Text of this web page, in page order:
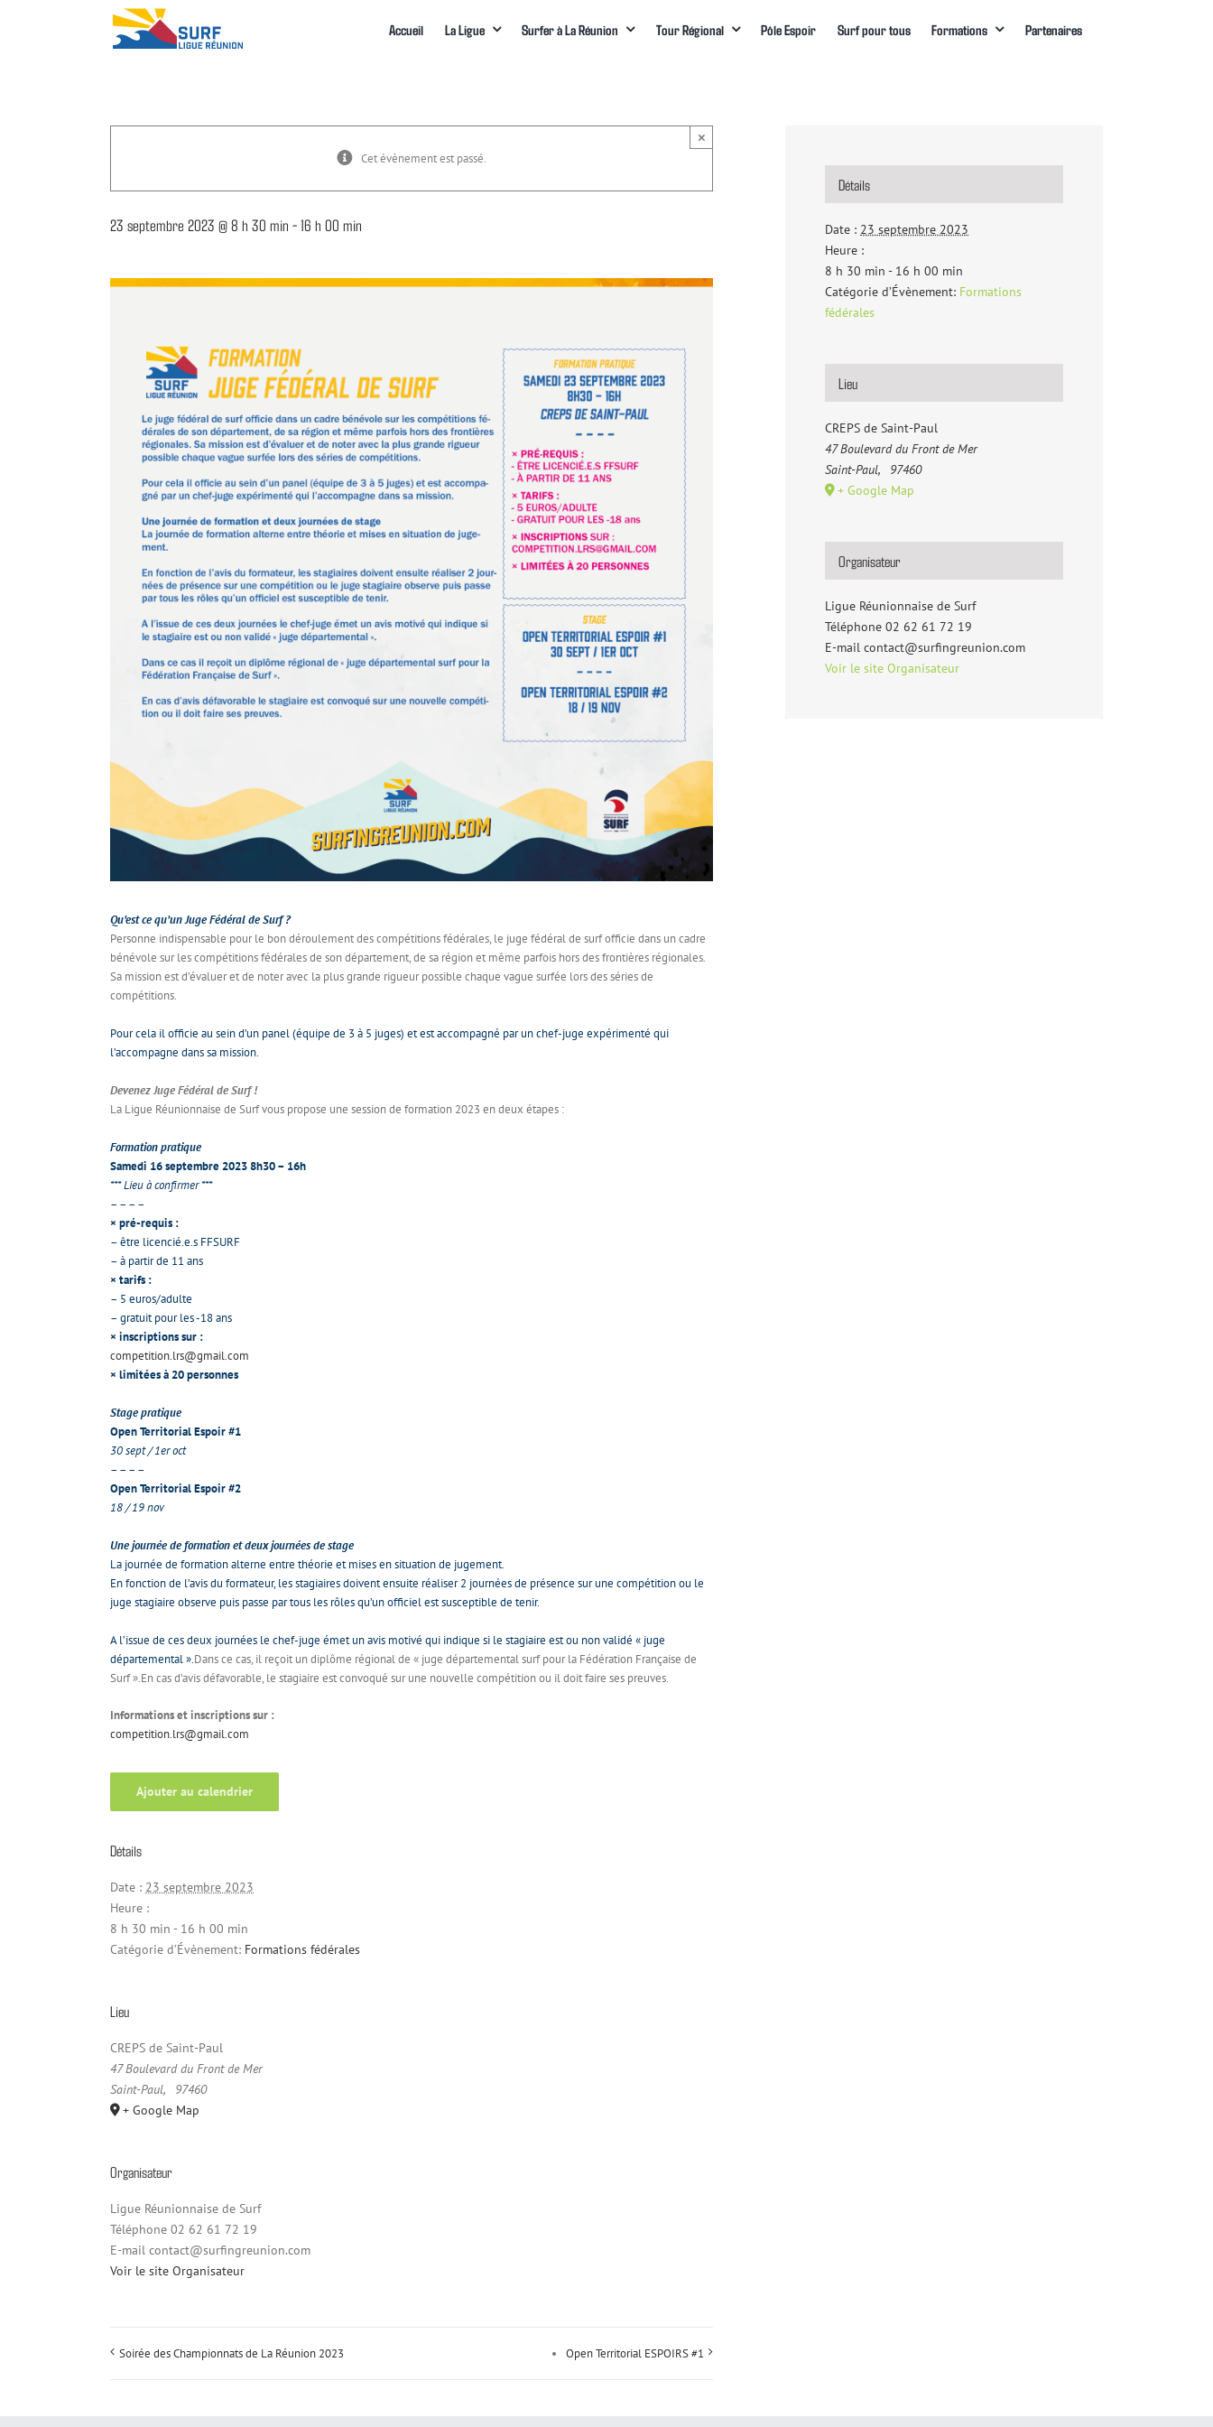
Accueil La Ligue Surfer à La Réunion Tour Régional Pôle Espoir Surf pour tous Formations Partenaires
Cet évènement est passé.
×
23 septembre 2023 @ 8 h 30 min -16 h 00 min
Qu’est ce qu’un Juge Fédéral de Surf ?
Personne indispensable pour le bon déroulement des compétitions fédérales, le juge fédéral de surf officie dans un cadre
bénévole sur les compétitions fédérales de son département, de sa région et même parfois hors des frontières régionales.
Sa mission est d’évaluer et de noter avec la plus grande rigueur possible chaque vague surfée lors des séries de
compétitions.
Pour cela il officie au sein d’un panel (équipe de 3 à 5 juges) et est accompagné par un chef-juge expérimenté qui
l’accompagne dans sa mission.
Devenez Juge Fédéral de Surf !
La Ligue Réunionnaise de Surf vous propose une session de formation 2023 en deux étapes :
Formation pratique
Samedi 16 septembre 2023 8h30 – 16h
*** Lieu à confirmer ***
– – – –
× pré-requis :
– être licencié.e.s FFSURF
– à partir de 11 ans
× tarifs :
– 5 euros/adulte
– gratuit pour les -18 ans
× inscriptions sur :
competition.lrs@gmail.com
× limitées à 20 personnes
Stage pratique
Open Territorial Espoir #1
30 sept / 1er oct
– – – –
Open Territorial Espoir #2
18 / 19 nov
Une journée de formation et deux journées de stage
La journée de formation alterne entre théorie et mises en situation de jugement.
En fonction de l’avis du formateur, les stagiaires doivent ensuite réaliser 2 journées de présence sur une compétition ou le
juge stagiaire observe puis passe par tous les rôles qu’un officiel est susceptible de tenir.
A l’issue de ces deux journées le chef-juge émet un avis motivé qui indique si le stagiaire est ou non validé « juge
départemental ».Dans ce cas, il reçoit un diplôme régional de « juge départemental surf pour la Fédération Française de
Surf ».En cas d’avis défavorable, le stagiaire est convoqué sur une nouvelle compétition ou il doit faire ses preuves.
Informations et inscriptions sur :
competition.lrs@gmail.com
Ajouter au calendrier
Détails
Date : 23 septembre 2023
Heure :
8 h 30 min - 16 h 00 min
Catégorie d’Évènement: Formations fédérales
Lieu
CREPS de Saint-Paul
47 Boulevard du Front de Mer
Saint-Paul,
97460
+ Google Map
Organisateur
Ligue Réunionnaise de Surf
Téléphone 02 62 61 72 19
E-mail contact@surfingreunion.com
Voir le site Organisateur
Soirée des Championnats de La Réunion 2023 Open Territorial ESPOIRS #1
Détails
Date : 23 septembre 2023
Heure :
8 h 30 min - 16 h 00 min
Catégorie d’Évènement: Formations
fédérales
Lieu
CREPS de Saint-Paul
47 Boulevard du Front de Mer
Saint-Paul,
97460
+ Google Map
Organisateur
Ligue Réunionnaise de Surf
Téléphone 02 62 61 72 19
E-mail contact@surfingreunion.com
Voir le site Organisateur